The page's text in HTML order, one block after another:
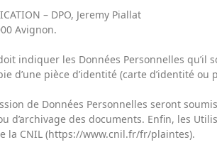
– DPO, Jeremy Piallat
Avignon.
indiquer les Données Personnelles qu’il
d’une pièce d’identité (carte d’identité ou
de Données Personnelles seront
d’archivage des documents. Enfin, les
la CNIL (https://www.cnil.fr/fr/plaintes).